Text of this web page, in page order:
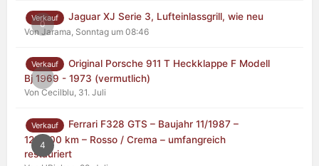
0
Verkauf Jaguar XJ Serie 3, Lufteinlassgrill, wie neu
Von Jarama, Sonntag um 08:46
0
Verkauf
Original Porsche 911 T Heckklappe F Modell
Bj 1969 - 1973 (vermutlich)
Von Cecilblu, 31. Juli
4
Verkauf
Ferrari F328 GTS – Baujahr 11/1987 –
125.000 km – Rosso / Crema – umfangreich
restauriert